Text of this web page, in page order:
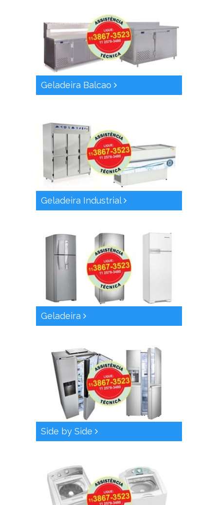
Geladeira Balcao
Geladeira Industrial
Geladeira
Side by Side